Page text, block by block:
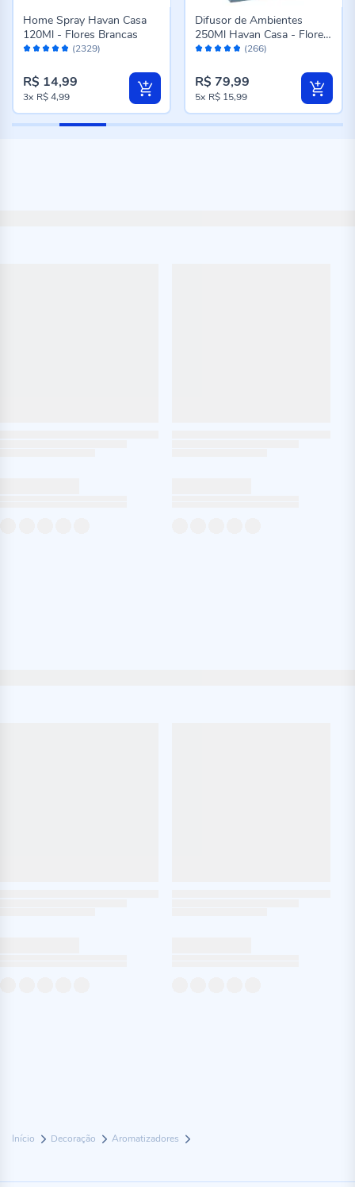
Início Decoração Aromatizadores
Avaliação: (2329)
Home Spray Havan Casa
120Ml - Flores Brancas
R$ 14,99
3x R$ 4,99
Avaliação: (266)
Difusor de Ambientes
250Ml Havan Casa - Flores
Brancas
R$ 79,99
5x R$ 15,99